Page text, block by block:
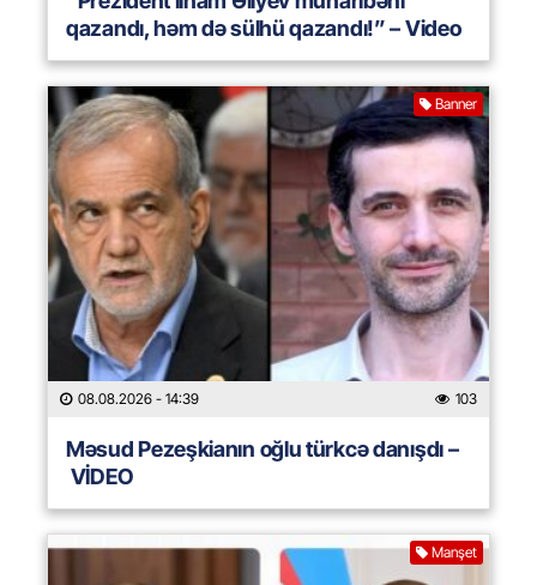
qazandı, həm də sülhü qazandı!” – Video
Banner
08.08.2026 - 14:39 103
Məsud Pezeşkianın oğlu türkcə danışdı –
VİDEO
Manşet